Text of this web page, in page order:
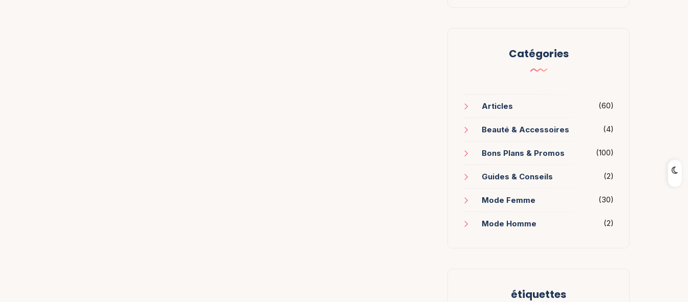
Catégories
Articles (60)
Beauté & Accessoires (4)
Bons Plans & Promos (100)
Guides & Conseils (2)
Mode Femme (30)
Mode Homme (2)
étiquettes